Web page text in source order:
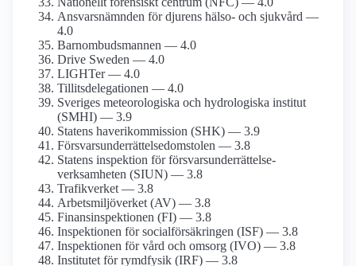
Ansvarsnämnden för djurens hälso- och sjukvård —
4.0
Barnombudsmannen — 4.0
Drive Sweden — 4.0
LIGHTer — 4.0
Tillits­delegationen — 4.0
Sveriges meteoro­logiska och hydrologiska institut
(SMHI) — 3.9
Statens haveri­kommission (SHK) — 3.9
Försvars­underrättelse­domstolen — 3.8
Statens inspektion för försvars­underrättelse­
verksamheten (SIUN) — 3.8
Trafikverket — 3.8
Arbetsmiljö­verket (AV) — 3.8
Finans­inspektionen (FI) — 3.8
Inspektionen för social­försäkringen (ISF) — 3.8
Inspektionen för vård och omsorg (IVO) — 3.8
Institutet för rymdfysik (IRF) — 3.8